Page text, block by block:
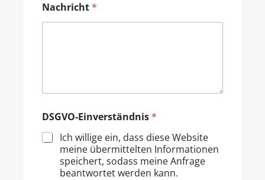
Nachricht*
DSGVO-Einverständnis*
Ich willige ein, dass diese Website
meine übermittelten Informationen
speichert, sodass meine Anfrage
beantwortet werden kann.